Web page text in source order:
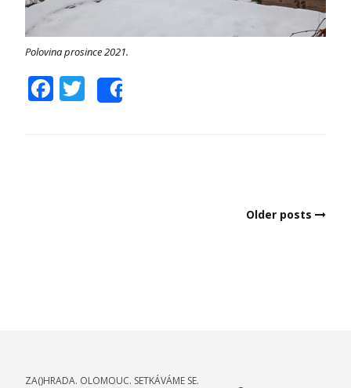
Polovina prosince 2021.
Facebook
Twitter
Older posts
ZA()HRADA. OLOMOUC. SETKÁVÁME SE.